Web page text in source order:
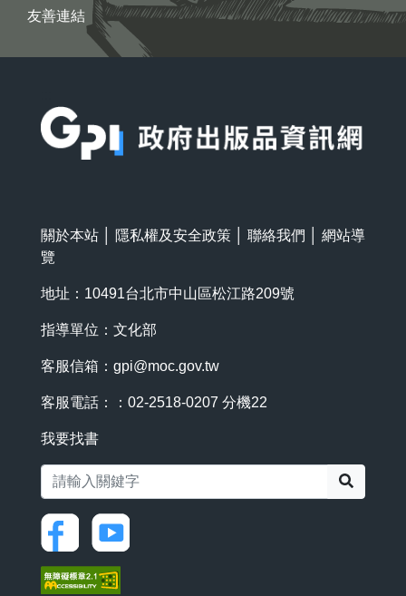
友善連結
關於本站 隱私權及安全政策 聯絡我們
網站導
覽
地址：10491台北市中山區松江路209號
指導單位：文化部
客服信箱： gpi@moc.gov.tw
客服電話：：02-2518-0207 分機22
我要找書